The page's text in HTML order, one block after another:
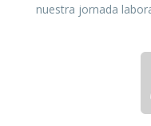
nuestra jornada